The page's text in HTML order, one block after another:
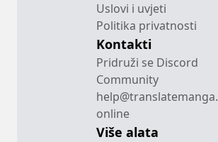
Uslovi i uvjeti
Politika privatnosti
Kontakti
Pridruži se Discord
Community
help@translatemanga.
online
Više alata